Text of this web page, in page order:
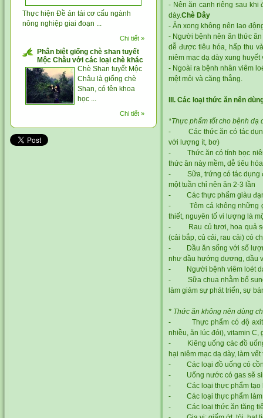
Thực hiện Đề án tái cơ cấu ngành
nông nghiệp giai đoạn ...
Chi tiết »
Phân biệt giống chè shan tuyết
Mộc Châu với các loại chè khác
Chè Shan tuyết Mộc
Châu là giống chè
Shan, có tên khoa
học ...
Chi tiết »
- Nên ăn canh riêng sau khi
dày.Chè Dây
- Ăn xong không nên lao
- Người bệnh nên ăn thức
dễ được tiêu hóa, hấp thu
niêm mạc dạ dày xung
- Ngoài ra bệnh nhân viêm
mệt mỏi và căng thẳng.
III. Các loại thức ăn nên
*Thực phẩm tốt cho bệnh dạ
- Các thức ăn có tác dụng
với lượng ít, bơ)
- Thức ăn có tính bọc niêm
thức ăn này mềm, dễ tiêu
- Sữa, trứng có tác dụng
một tuần chỉ nên ăn 2-3 lần
- Các thực phẩm giàu đạm
- Tôm cá không những
thiết, nguyên tố vi lượng là
- Rau củ tươi, hoa quả sẽ
(cải bắp, củ cải, rau cải) có
- Dầu ăn sống với số lượng
như dầu hướng dương, dầu
- Người bệnh viêm loét dạ
- Sữa chua nhằm bổ sung
làm giảm sự phát triển, sự
* Thức ăn không nên dùng
- Thực phẩm có độ axit
nhiều, ăn lúc đói), vitamin C,
- Kiêng uống các đồ uống
hại niêm mạc dạ dày, làm
- Các loại đồ uống có cồn
- Uống nước có gas sẽ sinh
- Các loại thực phẩm tạo
- Các loại thực phẩm làm
- Các loại thức ăn tăng tiết